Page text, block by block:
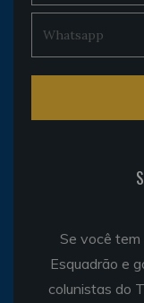
Se você tem
Esquadrão e
colunistas do